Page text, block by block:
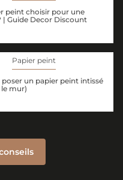
peint choisir pour une
| Guide Decor Discount
Papier peint
un papier peint intissé
mur)